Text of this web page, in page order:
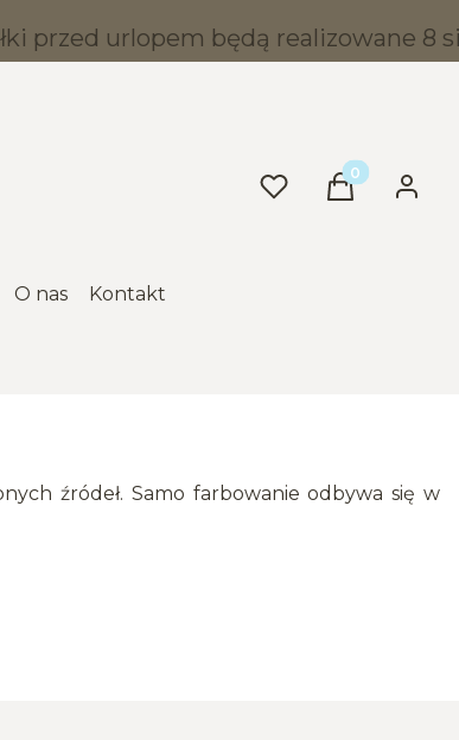
przed urlopem będą realizowane 8
UlubioneProdukty w
Koszyk
O nas Kontakt
źródeł. Samo farbowanie odbywa się w